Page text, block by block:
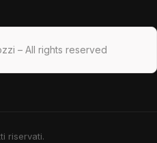
– All rights reserved
riservati.